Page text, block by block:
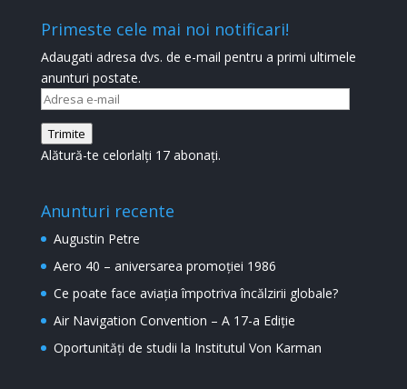
Primeste cele mai noi notificari!
Adaugati adresa dvs. de e-mail pentru a primi ultimele
anunturi postate.
Adresa
e-
mail
Trimite
Alătură-te celorlalți 17 abonați.
Anunturi recente
Augustin Petre
Aero 40 – aniversarea promoției 1986
Ce poate face aviația împotriva încălzirii globale?
Air Navigation Convention – A 17-a Ediție
Oportunități de studii la Institutul Von Karman